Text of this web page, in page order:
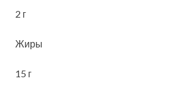
2 г
Жиры
15 г